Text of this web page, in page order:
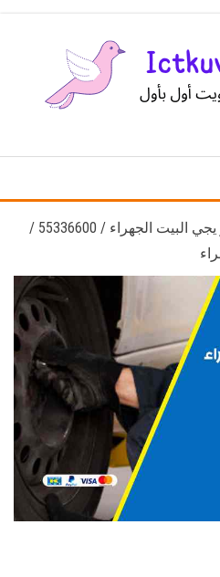
الكويت
بنشر يجي البيت الجهراء / 55336600 /